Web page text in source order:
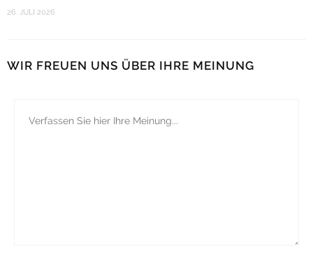
26. JULI 2026
WIR FREUEN UNS ÜBER IHRE MEINUNG